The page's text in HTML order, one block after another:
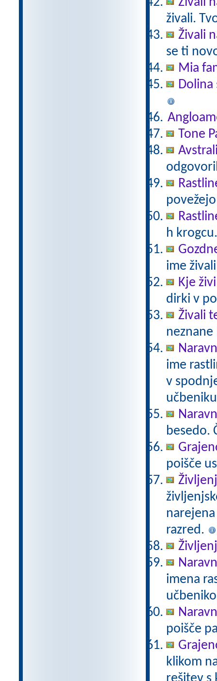
živali.
Živali
se ti
Mia
Tone
h krogcu.
ime
Kje
dirki v
Živali
neznane
ime
v
besedo.
poišče
razred.
imena
poišče
klikom